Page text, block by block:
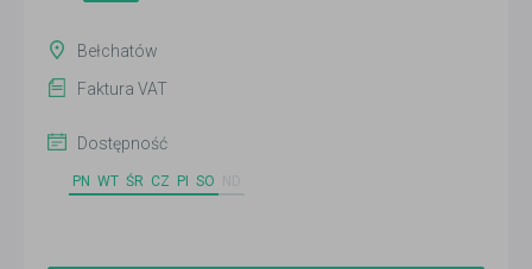
Bełchatów
Faktura VAT
Dostępność
PN WT ŚR CZ PI SO